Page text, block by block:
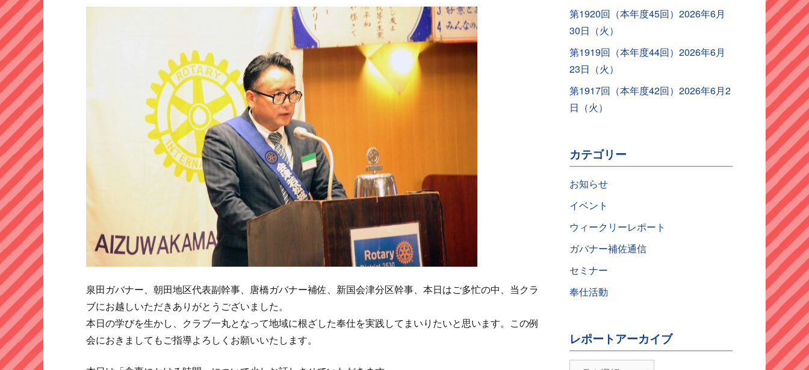
泉田ガバナー、朝田地区代表副幹事、唐橋ガバナー補佐、新国会津分区幹事、本日はご多忙の中、当クラ
ブにお越しいただきありがとうございました。
本日の学びを生かし、クラブ一丸となって地域に根ざした奉仕を実践してまいりたいと思います。この例
会におきましてもご指導よろしくお願いいたします。
第1920回（本年度45回）2026年6月
30日（火）
第1919回（本年度44回）2026年6月
23日（火）
第1917回（本年度42回）2026年6月2
日（火）
カテゴリー
お知らせ
イベント
ウィークリーレポート
ガバナー補佐通信
セミナー
奉仕活動
レポートアーカイブ